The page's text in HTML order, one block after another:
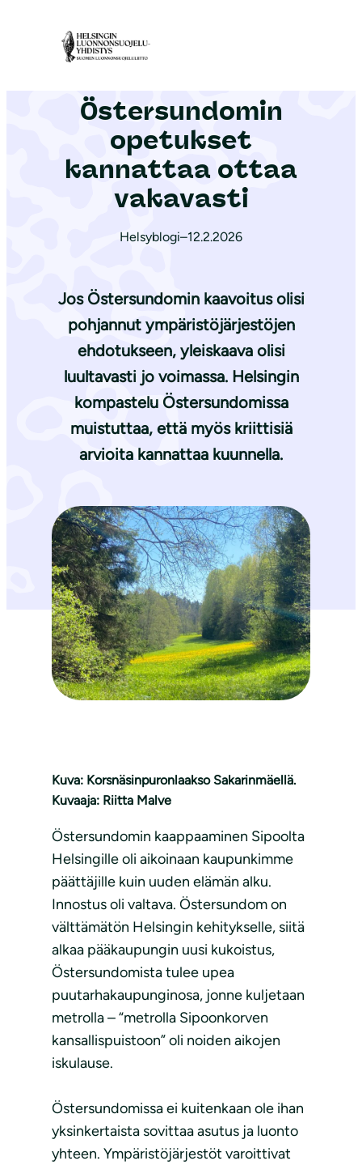
Etusivu|Ajankohtaista
Östersundomin
opetukset
kannattaa ottaa
vakavasti
Helsyblogi–12.2.2026
Jos Östersundomin kaavoitus olisi
pohjannut ympäristöjärjestöjen
ehdotukseen, yleiskaava olisi
luultavasti jo voimassa. Helsingin
kompastelu Östersundomissa
muistuttaa, että myös kriittisiä
arvioita kannattaa kuunnella.
Kuva: Korsnäsinpuronlaakso Sakarinmäellä.
Kuvaaja: Riitta Malve
Östersundomin kaappaaminen Sipoolta
Helsingille oli aikoinaan kaupunkimme
päättäjille kuin uuden elämän alku.
Innostus oli valtava. Östersundom on
välttämätön Helsingin kehitykselle, siitä
alkaa pääkaupungin uusi kukoistus,
Östersundomista tulee upea
puutarhakaupunginosa, jonne kuljetaan
metrolla – “metrolla Sipoonkorven
kansallispuistoon” oli noiden aikojen
iskulause.
Östersundomissa ei kuitenkaan ole ihan
yksinkertaista sovittaa asutus ja luonto
yhteen. Ympäristöjärjestöt varoittivat